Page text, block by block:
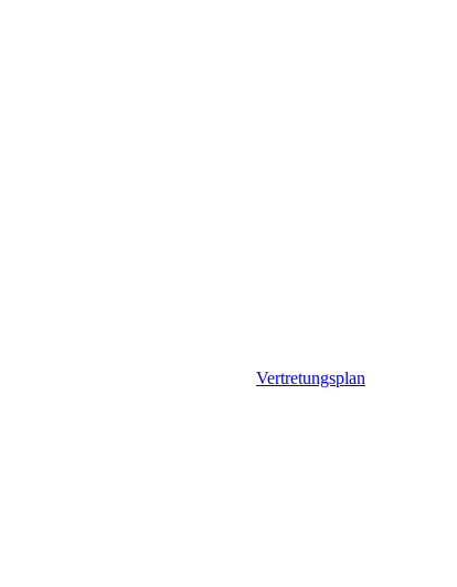
Vertretungsplan